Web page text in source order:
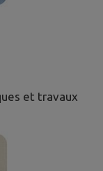
et travaux